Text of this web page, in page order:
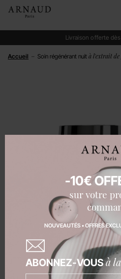
Livraison offerte
Accueil – Soin régénérant nuit à l'extrait de
-10€
sur votre
NOUVEAUTÉS • OFFRES
ABONNEZ-VOUS à